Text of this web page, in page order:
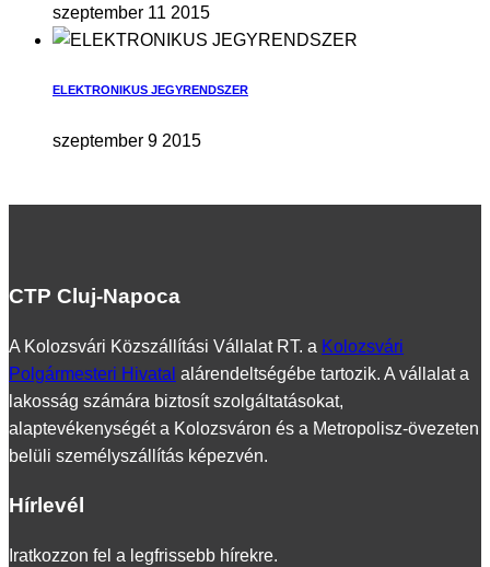
szeptember 11 2015
ELEKTRONIKUS JEGYRENDSZER
szeptember 9 2015
CTP Cluj-Napoca
A Kolozsvári Közszállítási Vállalat RT. a Kolozsvári
Polgármesteri Hivatal alárendeltségébe tartozik. A vállalat a
lakosság számára biztosít szolgáltatásokat,
alaptevékenységét a Kolozsváron és a Metropolisz-övezeten
belüli személyszállítás képezvén.
Hírlevél
Iratkozzon fel a legfrissebb hírekre.